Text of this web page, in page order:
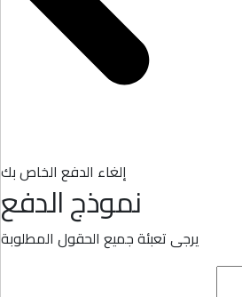
إلغاء الدفع الخاص بك
نموذج الدفع
يرجى تعبئة جميع الحقول المطلوبة